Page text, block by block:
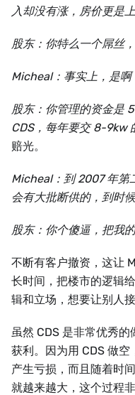
入却没有涨，房价更是
股东：你特么一个屌丝
Micheal：事实上，是啊
股东：你管理的资金是
CDS，每年要交 8-9kw
赔光。
Micheal：到 2007 年第
会有大批断供的，到时
股东：你个傻逼，把我
不断有客户撤资，这让
长时间，把楼市的逻辑
辑和立场，想要让别人
虽然 CDS 是非常优秀
获利。因为用 CDS 做
产生亏损，而且随着时
就越来越大，这个过程非